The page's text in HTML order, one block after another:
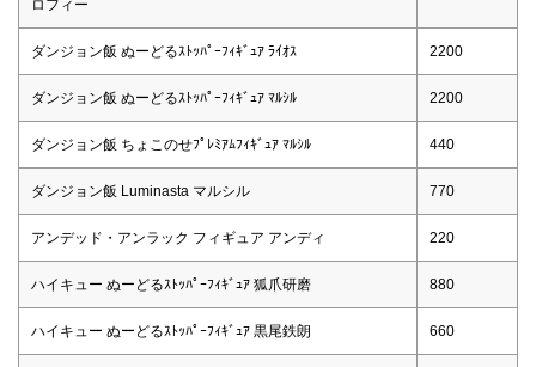
ロフィー
ダンジョン飯 ぬーどるｽﾄｯﾊﾟｰﾌｨｷﾞｭｱ ﾗｲｵｽ 2200
ダンジョン飯 ぬーどるｽﾄｯﾊﾟｰﾌｨｷﾞｭｱ ﾏﾙｼﾙ 2200
ダンジョン飯 ちょこのせﾌﾟﾚﾐｱﾑﾌｨｷﾞｭｱ ﾏﾙｼﾙ 440
ダンジョン飯 Luminasta マルシル 770
アンデッド・アンラック フィギュア アンディ 220
ハイキュー ぬーどるｽﾄｯﾊﾟｰﾌｨｷﾞｭｱ 狐爪研磨 880
ハイキュー ぬーどるｽﾄｯﾊﾟｰﾌｨｷﾞｭｱ 黒尾鉄朗 660